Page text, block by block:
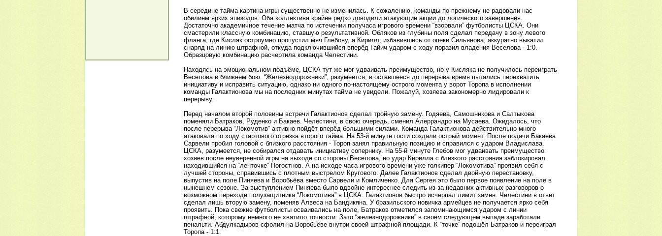
В середине тайма картина игры существенно не изменилась. К сожалению, команды по-прежнему не радовали нас
обилием ярких эпизодов. Оба коллектива крайне редко доводили атакующие акции до логического завершения.
Достаточно академичное течение матча по истечении получаса игрового времени “взорвали” футболисты ЦСКА. Они
смастерили классную комбинацию, ставшую результативной. Обляков из глубины поля сделал передачу в зону левого
фланга, где Кисляк остроумно пропустил мяч Глебову, а Кирилл, избавившись от опеки Сильянова, аккуратно выкатил
снаряд на линию штрафной, откуда подключившийся вперёд Гайич ударом с ходу поразил владения Веселова - 1:0.
Образцовую комбинацию расчертила команда Челестини.
Находясь на эмоциональном подъёме, ЦСКА тут же мог удваивать преимущество, но у Кисляка не получилось переиграть
Веселова в ближнем бою. “Железнодорожники”, разумеется, в оставшееся до перерыва время пытались перехватить
инициативу и исправить ситуацию, однако ни одного по-настоящему острого момента у ворот Торопа в исполнении
команды Галактионова мы на последних минутах тайма не увидели. Пожалуй, хозяева закономерно лидировали к
перерыву.
Перед началом второй половины встречи Галактионов сделал тройную замену. Годяева, Самошникова и Салтыкова
поменяли Батраков, Руденко и Бакаев. Челестини, в свою очередь, сменил Алеррандро на Мусаева. Ожидалось, что
после перерыва “Локомотив” активно пойдёт вперёд большими силами. Команда Галактионова действительно много
атаковала по ходу стартового отрезка второго тайма. На 53-й минуте гости создали острый момент. После подачи Бакаева
Сарвели пробил головой с близкого расстояния - Тороп занял правильную позицию и справился с ударом Владислава.
ЦСКА, разумеется, не собирался отдавать инициативу сопернику. На 55-й минуте Глебов мог удваивать преимущество
хозяев после неуверенной игры на выходе со стороны Веселова, но удар Кирилла с близкого расстояния заблокировал
находившийся на “ленточке” Погостнов. А на исходе часа игрового времени уже голкипер “Локомотива” проявил себя с
лучшей стороны, справившись с плотным выстрелом Кругового. Далее Галактионов сделал двойную перестановку,
выпустив на поле Пиняева и Воробьёва вместо Сарвели и Комличенко. Для Сергея это было первое появление на поле в
нынешнем сезоне. За выступлением Пиняева было вдвойне интереснее следить из-за недавних активных разговоров о
возможном переходе полузащитника “Локомотива” в ЦСКА. Галактионов быстро исчерпал лимит замен. Челестини в ответ
сделал лишь вторую замену, поменяв Алвеса на Бандикяна. У бразильского новичка армейцев не получается ярко себя
проявить. Пока свежие футболисты осваивались на поле, Батраков отметился запоминающимся ударом с линии
штрафной, которому немного не хватило точности. Зато “железнодорожники” в своём следующем выпаде заработали
пенальти. Абдулкадыров сфолил на Воробьёве внутри своей штрафной площади. К “точке” подошёл Батраков и переиграл
Торопа - 1:1.